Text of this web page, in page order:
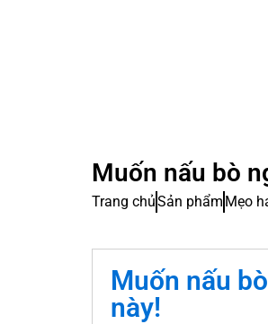
Muốn nấu bò
Trang chủSản phẩm Mẹo
Muốn nấu
này!